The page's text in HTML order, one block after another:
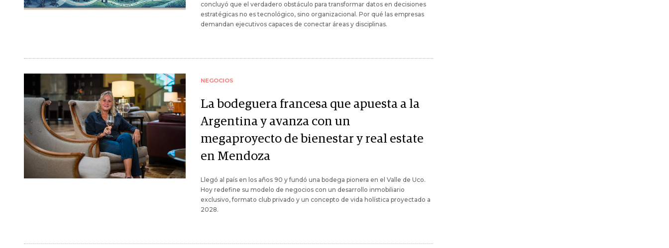
concluyó que el verdadero obstáculo para transformar datos en decisiones
estratégicas no es tecnológico, sino organizacional. Por qué las empresas
demandan ejecutivos capaces de conectar áreas y disciplinas.
NEGOCIOS
La bodeguera francesa que apuesta a la
Argentina y avanza con un
megaproyecto de bienestar y real estate
en Mendoza
Llegó al país en los años 90 y fundó una bodega pionera en el Valle de Uco.
Hoy redefine su modelo de negocios con un desarrollo inmobiliario
exclusivo, formato club privado y un concepto de vida holística proyectado a
2028.